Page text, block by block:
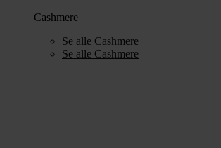
Cashmere
Se alle Cashmere
Se alle Cashmere